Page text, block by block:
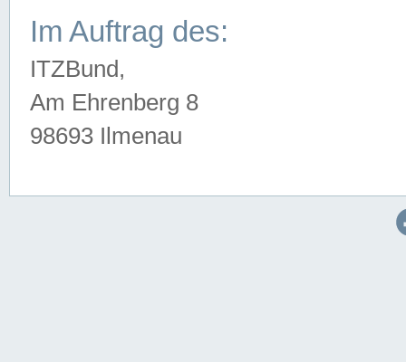
Im Auftrag des:
ITZBund,
Am Ehrenberg 8
98693 Ilmenau